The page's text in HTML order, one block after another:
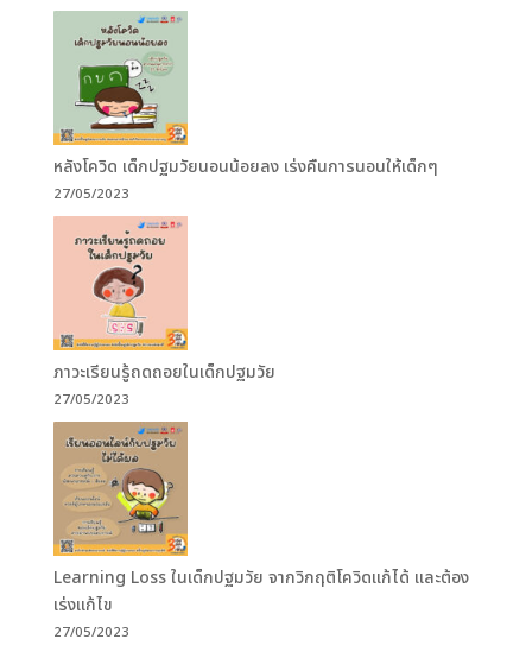
หลังโควิด เด็กปฐมวัยนอนน้อยลง เร่งคืนการนอนให้เด็กๆ
27/05/2023
ภาวะเรียนรู้ถดถอยในเด็กปฐมวัย
27/05/2023
Learning Loss ในเด็กปฐมวัย จากวิกฤติโควิดแก้ได้ และต้อง
เร่งแก้ไข
27/05/2023